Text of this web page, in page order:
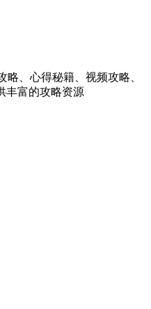
略、心得秘籍、视频攻略、
丰富的攻略资源